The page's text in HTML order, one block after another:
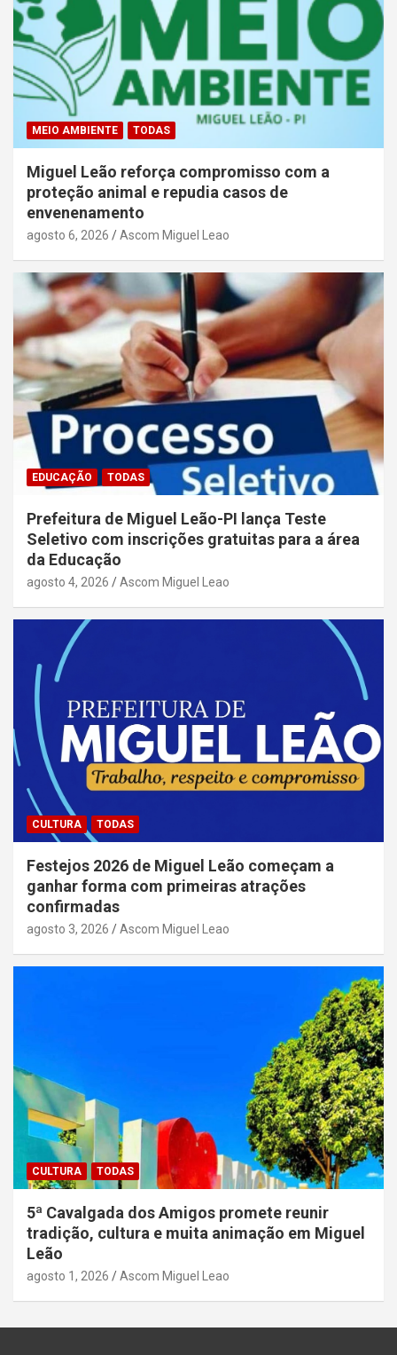
MEIO AMBIENTE TODAS
Miguel Leão reforça compromisso com a
proteção animal e repudia casos de
envenenamento
agosto 6, 2026 Ascom Miguel Leao
EDUCAÇÃO TODAS
Prefeitura de Miguel Leão-PI lança Teste
Seletivo com inscrições gratuitas para a área
da Educação
agosto 4, 2026 Ascom Miguel Leao
CULTURA TODAS
Festejos 2026 de Miguel Leão começam a
ganhar forma com primeiras atrações
confirmadas
agosto 3, 2026 Ascom Miguel Leao
CULTURA TODAS
5ª Cavalgada dos Amigos promete reunir
tradição, cultura e muita animação em Miguel
Leão
agosto 1, 2026 Ascom Miguel Leao